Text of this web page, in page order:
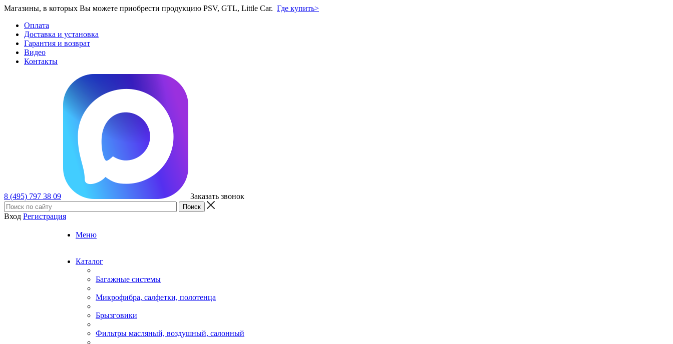
Магазины, в которых Вы можете приобрести продукцию PSV, GTL, Little Car. Где купить>
Оплата
Доставка и установка
Гарантия и возврат
Видео
Контакты
8 (495) 797 38 09 Заказать звонок
Вход Регистрация
Меню
Каталог
Багажные системы
Микрофибра, салфетки, полотенца
Брызговики
Фильтры масляный, воздушный, салонный